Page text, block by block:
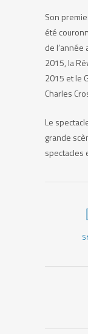
Son
été
de l’année
2015, la
2015 et le
Charles
Le
grande
spectacles